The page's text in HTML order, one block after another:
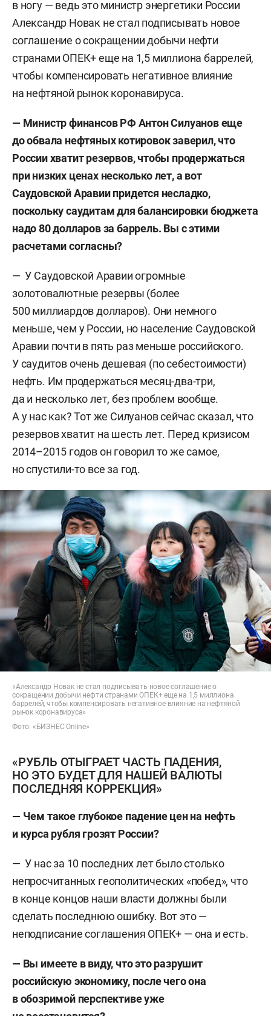
в ногу — ведь это министр энергетики России
Александр Новак не стал подписывать новое
соглашение о сокращении добычи нефти
странами ОПЕК+ еще на 1,5 миллиона баррелей,
чтобы компенсировать негативное влияние
на нефтяной рынок коронавируса.
— Министр финансов РФ Антон Силуанов еще
до обвала нефтяных котировок заверил, что
России хватит резервов, чтобы продержаться
при низких ценах несколько лет, а вот
Саудовской Аравии придется несладко,
поскольку саудитам для балансировки бюджета
надо 80 долларов за баррель. Вы с этими
расчетами согласны?
— У Саудовской Аравии огромные
золотовалютные резервы (более
500 миллиардов долларов). Они немного
меньше, чем у России, но население Саудовской
Аравии почти в пять раз меньше российского.
У саудитов очень дешевая (по себестоимости)
нефть. Им продержаться месяц-два-три,
да и несколько лет, без проблем вообще.
А у нас как? Тот же Силуанов сейчас сказал, что
резервов хватит на шесть лет. Перед кризисом
2014–2015 годов он говорил то же самое,
но спустили-то все за год.
«Александр Новак не стал подписывать новое соглашение о
сокращении добычи нефти странами ОПЕК+ еще на 1,5 миллиона
баррелей, чтобы компенсировать негативное влияние на нефтяной
рынок коронавируса»
Фото: «БИЗНЕС Online»
«РУБЛЬ ОТЫГРАЕТ ЧАСТЬ ПАДЕНИЯ,
НО ЭТО БУДЕТ ДЛЯ НАШЕЙ ВАЛЮТЫ
ПОСЛЕДНЯЯ КОРРЕКЦИЯ»
— Чем такое глубокое падение цен на нефть
и курса рубля грозят России?
— У нас за 10 последних лет было столько
непросчитанных геополитических «побед», что
в конце концов наши власти должны были
сделать последнюю ошибку. Вот это —
неподписание соглашения ОПЕК+ — она и есть.
— Вы имеете в виду, что это разрушит
российскую экономику, после чего она
в обозримой перспективе уже